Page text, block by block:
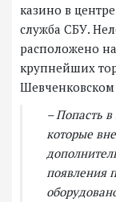
казино в
служба СБУ.
расположено
крупнейших
– Попасть
которые
появления